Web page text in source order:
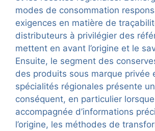
modes de consommation
exigences en matière de
distributeurs à privilégier des
mettent en avant l’origine et le
Ensuite, le segment des
des produits sous marque privée
spécialités régionales présente
conséquent, en particulier lorsque
accompagnée d’informations
l’origine, les méthodes de